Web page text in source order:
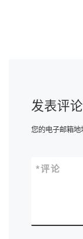
发表评论
您的电子邮箱地
评论
*